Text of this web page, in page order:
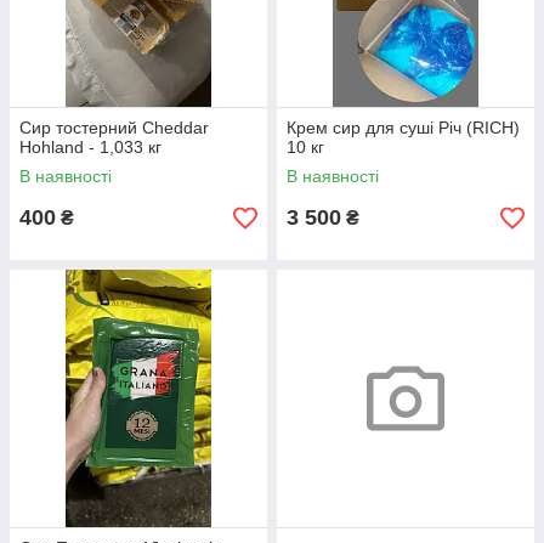
Сир тостерний Cheddar
Hohland - 1,033 кг
В наявності
400 ₴
Крем сир для суші Річ (RICH)
10 кг
В наявності
3 500 ₴